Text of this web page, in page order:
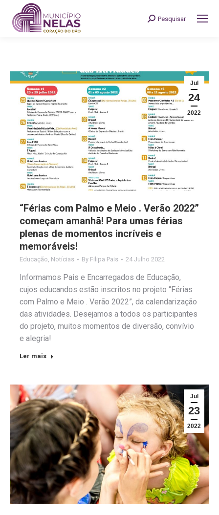
Search:
Pesquisar
Jul
24
2022
“Férias com Palmo e Meio . Verão 2022”
começam amanhã! Para umas férias
plenas de momentos incríveis e
memoráveis!
Educação, Notícias By Filipa Pais 24 Julho 2022
Informamos Pais e Encarregados de Educação,
cujos educandos estão inscritos no projeto “Férias
com Palmo e Meio . Verão 2022”, da calendarização
das atividades. Desejamos a todos os participantes
do projeto, muitos momentos de diversão, convívio
e alegria!
Ler mais
Jul
23
2022